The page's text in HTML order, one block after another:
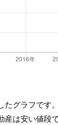
グラフです。
は安い値段